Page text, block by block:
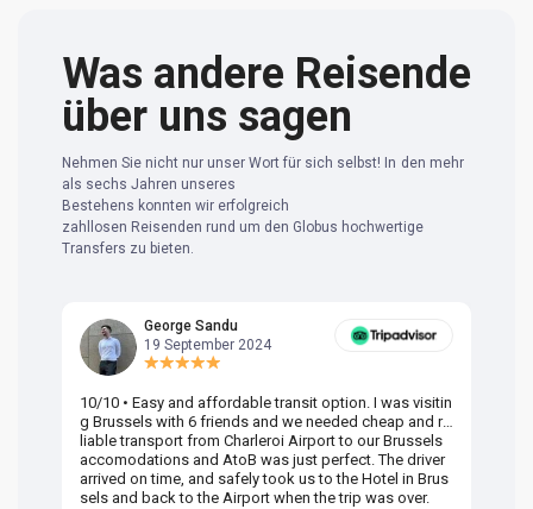
Was andere Reisende
über uns sagen
Nehmen Sie nicht nur unser Wort für sich selbst! In den mehr
als sechs Jahren unseres
Bestehens konnten wir erfolgreich
zahllosen Reisenden rund um den Globus hochwertige
Transfers zu bieten.
George Sandu
19 September 2024
10/10 • Easy and affordable transit option. I was visitin
g Brussels with 6 friends and we needed cheap and re
liable transport from Charleroi Airport to our Brussels
accomodations and AtoB was just perfect. The driver
arrived on time, and safely took us to the Hotel in Brus
sels and back to the Airport when the trip was over.